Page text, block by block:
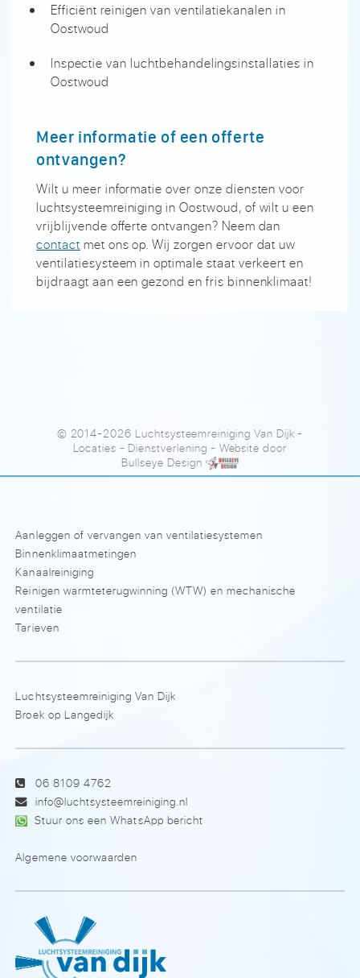
Efficiënt reinigen van ventilatiekanalen in
Oostwoud
Inspectie van luchtbehandelingsinstallaties in
Oostwoud
Meer informatie of een offerte
ontvangen?
Wilt u meer informatie over onze diensten voor
luchtsysteemreiniging in Oostwoud, of wilt u een
vrijblijvende offerte ontvangen? Neem dan
contact met ons op. Wij zorgen ervoor dat uw
ventilatiesysteem in optimale staat verkeert en
bijdraagt aan een gezond en fris binnenklimaat!
© 2014-2026 Luchtsysteemreiniging Van Dijk-
Locaties - Dienstverlening - Website door
Bullseye Design
Aanleggen of vervangen van ventilatiesystemen
Binnenklimaatmetingen
Kanaalreiniging
Reinigen warmteterugwinning (WTW) en mechanische
ventilatie
Tarieven
Luchtsysteemreiniging Van Dijk
Broek op Langedijk
06 8109 4762
info@luchtsysteemreiniging.nl
Stuur ons een WhatsApp bericht
Algemene voorwaarden